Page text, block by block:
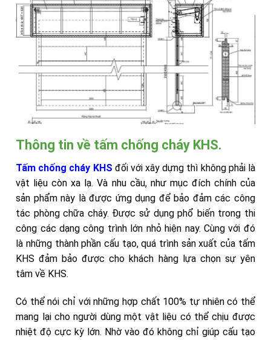
Thông tin về tấm chống cháy KHS.
Tấm chống cháy KHS đối với xây dựng thì không phải là
vật liệu còn xa lạ. Và nhu cầu, như mục đích chính của
sản phẩm này là được ứng dụng để bảo đảm các công
tác phòng chữa cháy. Được sử dụng phổ biến trong thi
công các dạng công trình lớn nhỏ hiện nay. Cùng với đó
là những thành phần cấu tạo, quá trình sản xuất của tấm
KHS đảm bảo được cho khách hàng lựa chọn sự yên
tâm về KHS.
Có thể nói chỉ với những hợp chất 100% tự nhiên có thể
mang lại cho người dùng một vật liệu có thể chịu được
nhiệt độ cực kỳ lớn. Nhờ vào đó không chỉ giúp cấu tạo